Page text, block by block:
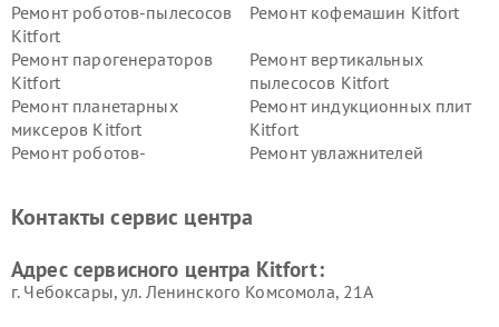
Ремонт роботов-пылесосов
Kitfort
Ремонт кофемашин Kitfort
Ремонт парогенераторов
Kitfort
Ремонт вертикальных
пылесосов Kitfort
Ремонт планетарных
миксеров Kitfort
Ремонт индукционных плит
Kitfort
Ремонт роботов-
Ремонт увлажнителей
Kitfort
Kitfort
Kitfort
Kitfort
Контакты сервис центра
Адрес сервисного центра Kitfort:
г. Чебоксары, ул. Ленинского Комсомола, 21А